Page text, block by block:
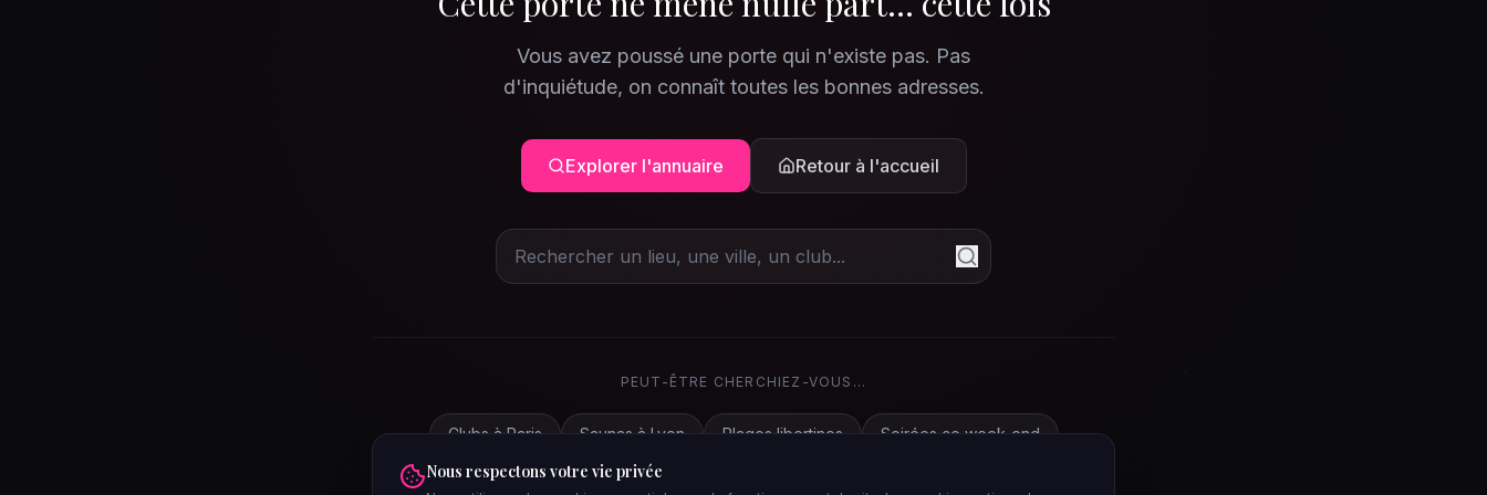
Vous avez poussé une porte qui n'existe pas. Pas
d'inquiétude, on connaît toutes les bonnes adresses.
Explorer l'annuaire Retour à l'accueil
PEUT-ÊTRE CHERCHIEZ-VOUS...
Clubs à Paris Saunas à Lyon Plages libertines Soirées ce week-end
Nous respectons votre vie privée